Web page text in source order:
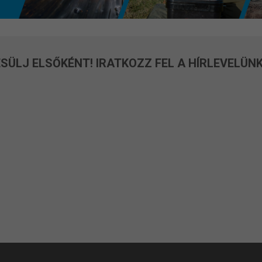
ELSŐKÉNT! IRATKOZZ FEL A